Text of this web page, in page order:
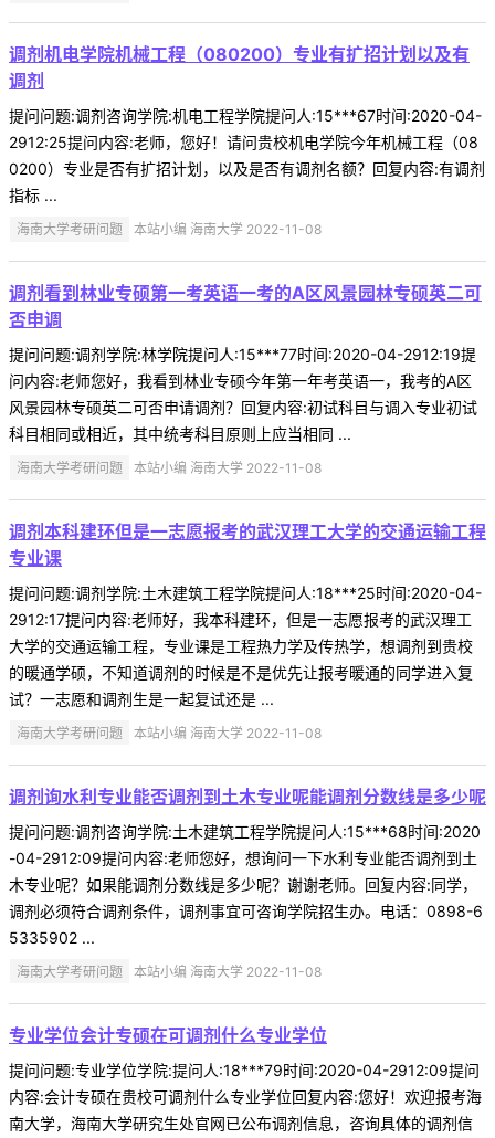
调剂机电学院机械工程（080200）专业有扩招计划以及有
调剂
提问问题:调剂咨询学院:机电工程学院提问人:15***67时间:2020-04-
2912:25提问内容:老师，您好！请问贵校机电学院今年机械工程（08
0200）专业是否有扩招计划，以及是否有调剂名额？回复内容:有调剂
指标 ...
海南大学考研问题 本站小编 海南大学 2022-11-08
调剂看到林业专硕第一考英语一考的A区风景园林专硕英二可
否申调
提问问题:调剂学院:林学院提问人:15***77时间:2020-04-2912:19提
问内容:老师您好，我看到林业专硕今年第一年考英语一，我考的A区
风景园林专硕英二可否申请调剂？回复内容:初试科目与调入专业初试
科目相同或相近，其中统考科目原则上应当相同 ...
海南大学考研问题 本站小编 海南大学 2022-11-08
调剂本科建环但是一志愿报考的武汉理工大学的交通运输工程
专业课
提问问题:调剂学院:土木建筑工程学院提问人:18***25时间:2020-04-
2912:17提问内容:老师好，我本科建环，但是一志愿报考的武汉理工
大学的交通运输工程，专业课是工程热力学及传热学，想调剂到贵校
的暖通学硕，不知道调剂的时候是不是优先让报考暖通的同学进入复
试？一志愿和调剂生是一起复试还是 ...
海南大学考研问题 本站小编 海南大学 2022-11-08
调剂询水利专业能否调剂到土木专业呢能调剂分数线是多少呢
提问问题:调剂咨询学院:土木建筑工程学院提问人:15***68时间:2020
-04-2912:09提问内容:老师您好，想询问一下水利专业能否调剂到土
木专业呢？如果能调剂分数线是多少呢？谢谢老师。回复内容:同学，
调剂必须符合调剂条件，调剂事宜可咨询学院招生办。电话：0898-6
5335902 ...
海南大学考研问题 本站小编 海南大学 2022-11-08
专业学位会计专硕在可调剂什么专业学位
提问问题:专业学位学院:提问人:18***79时间:2020-04-2912:09提问
内容:会计专硕在贵校可调剂什么专业学位回复内容:您好！欢迎报考海
南大学，海南大学研究生处官网已公布调剂信息，咨询具体的调剂信